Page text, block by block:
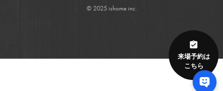
来場予約は
こちら
© 2025 ishome inc.